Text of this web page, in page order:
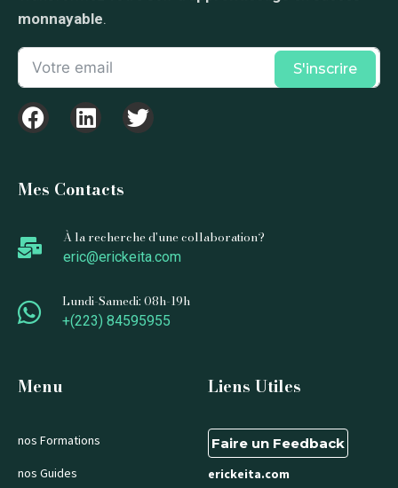
monnayable.
S'inscrire
Mes Contacts
À la recherche d'une collaboration?
eric@erickeita.com
Lundi-Samedi: 08h-19h
+(223) 84595955
Menu
nos Formations
nos Guides
Liens Utiles
Faire un Feedback
erickeita.com